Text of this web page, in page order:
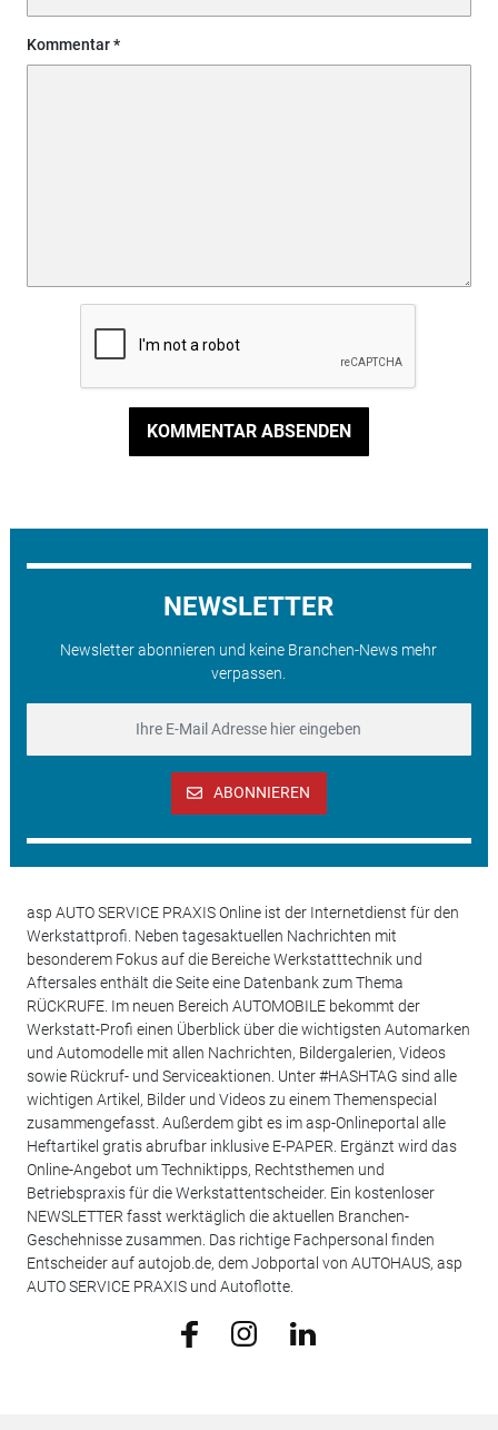
Kommentar
KOMMENTAR ABSENDEN
NEWSLETTER
Newsletter abonnieren und keine Branchen-News mehr
verpassen.
ABONNIEREN
asp AUTO SERVICE PRAXIS Online ist der Internetdienst für den
Werkstattprofi. Neben tagesaktuellen Nachrichten mit
besonderem Fokus auf die Bereiche Werkstatttechnik und
Aftersales enthält die Seite eine Datenbank zum Thema
RÜCKRUFE. Im neuen Bereich AUTOMOBILE bekommt der
Werkstatt-Profi einen Überblick über die wichtigsten Automarken
und Automodelle mit allen Nachrichten, Bildergalerien, Videos
sowie Rückruf- und Serviceaktionen. Unter #HASHTAG sind alle
wichtigen Artikel, Bilder und Videos zu einem Themenspecial
zusammengefasst. Außerdem gibt es im asp-Onlineportal alle
Heftartikel gratis abrufbar inklusive E-PAPER. Ergänzt wird das
Online-Angebot um Techniktipps, Rechtsthemen und
Betriebspraxis für die Werkstattentscheider. Ein kostenloser
NEWSLETTER fasst werktäglich die aktuellen Branchen-
Geschehnisse zusammen. Das richtige Fachpersonal finden
Entscheider auf autojob.de, dem Jobportal von AUTOHAUS, asp
AUTO SERVICE PRAXIS und Autoflotte.